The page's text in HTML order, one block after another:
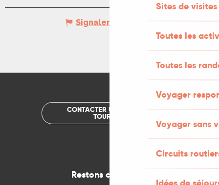
Sites de visites
Toutes les
Toutes les
Voyager
Voyager sans
Circuits
Signaler une erreur
CONTACTER UN OFFICE DE
TOURISME
Restons connectés